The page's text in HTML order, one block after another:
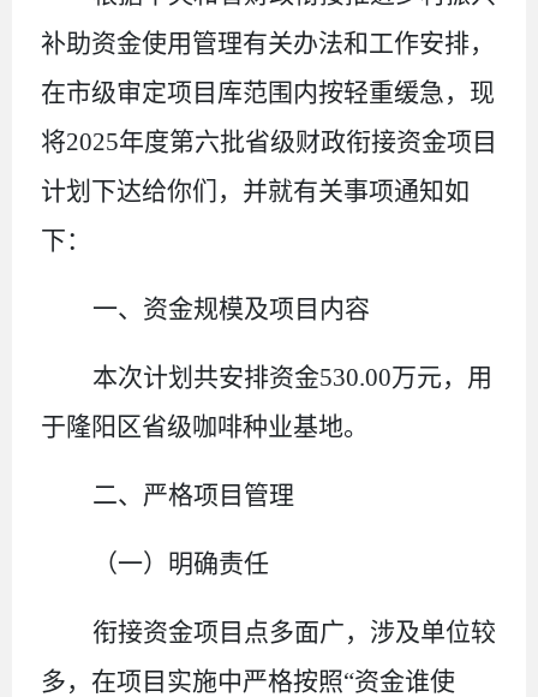
补助资金使用管理有关办法和工作安排，
在市级审定项目库范围内按轻重缓急 ，现
将2025年度第六批省级财政衔接资金项目
计划下达给你们，并就有关事项通知如
下：
一、资金规模及项目内容
本次计划共安排资金530.00万元，用
于隆阳区省级咖啡种业基地。
二、严格项目管理
（一）明确责任
衔接资金项目点多面广，涉及单位较
多，在项目实施中严格按照“资金谁使